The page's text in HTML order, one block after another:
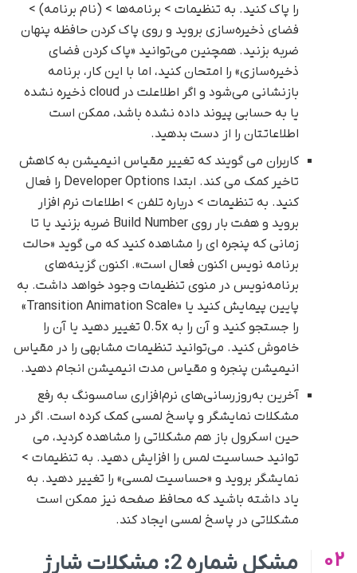
را پاک کنید. به تنظیمات > برنامه‌ها > (نام برنامه) >
فضای ذخیره‌سازی بروید و روی پاک کردن حافظه پنهان
ضربه بزنید. همچنین می‌توانید «پاک کردن فضای
ذخیره‌سازی» را امتحان کنید، اما با این کار، برنامه
بازنشانی می‌شود و اگر اطلاعلت در cloud ذخیره نشده
یا به حسابی پیوند داده نشده باشد، ممکن است
اطلاعاتتان را از دست بدهید.
کاربران می گویند که تغییر مقیاس انیمیشن به کاهش
تاخیر کمک می کند. ابتدا Developer Options را فعال
کنید. به تنظیمات > درباره تلفن > اطلاعات نرم افزار
بروید و هفت بار روی Build Number ضربه بزنید یا تا
زمانی که پنجره ای را مشاهده کنید که می گوید «حالت
برنامه نویس اکنون فعال است». اکنون گزینه‌های
برنامه‌نویس در منوی تنظیمات وجود خواهد داشت. به
پایین پیمایش کنید یا «Transition Animation Scale»
را جستجو کنید و آن را به 0.5x تغییر دهید یا آن را
خاموش کنید. می‌توانید تنظیمات مشابهی را در مقیاس
انیمیشن پنجره و مقیاس مدت انیمیشن انجام دهید.
آخرین به‌روزرسانی‌های نرم‌افزاری سامسونگ به رفع
مشکلات نمایشگر و پاسخ لمسی کمک کرده است. اگر در
حین اسکرول باز هم مشکلاتی را مشاهده کردید، می
توانید حساسیت لمس را افزایش دهید. به تنظیمات >
نمایشگر بروید و «حساسیت لمسی» را تغییر دهید. به
یاد داشته باشید که محافظ صفحه نیز ممکن است
مشکلاتی در پاسخ لمسی ایجاد کند.
02 مشکل شماره 2: مشکلات شارژ